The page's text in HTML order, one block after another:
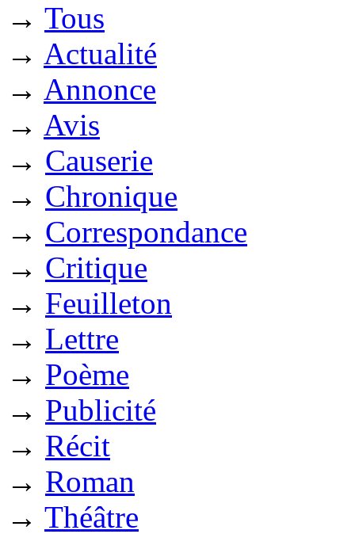
→ Tous
→ Actualité
→ Annonce
→ Avis
→ Causerie
→ Chronique
→ Correspondance
→ Critique
→ Feuilleton
→ Lettre
→ Poème
→ Publicité
→ Récit
→ Roman
→ Théâtre